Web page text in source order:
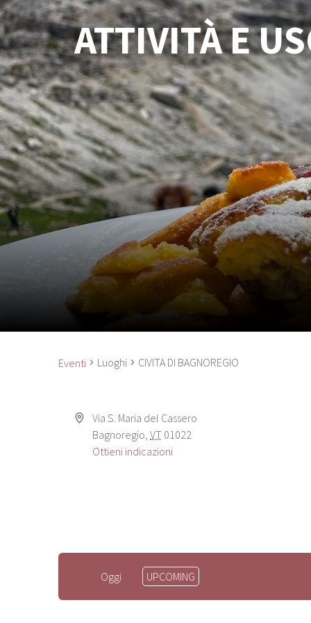
ATTIVITÀ E
Eventi Luoghi CIVITA DI BAGNOREGIO
Via S. Maria del Cassero
Bagnoregio VT 01022
Ottieni indicazioni
Oggi UPCOMING Seleziona